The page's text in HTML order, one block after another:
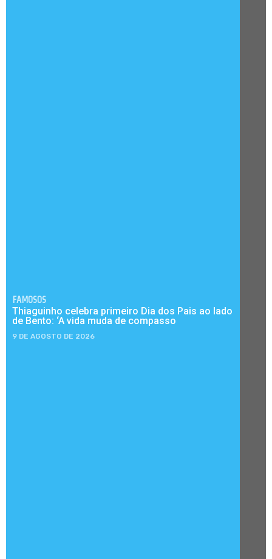
FAMOSOS
Thiaguinho celebra primeiro Dia dos Pais ao lado
de Bento: ‘A vida muda de compasso
9 DE AGOSTO DE 2026